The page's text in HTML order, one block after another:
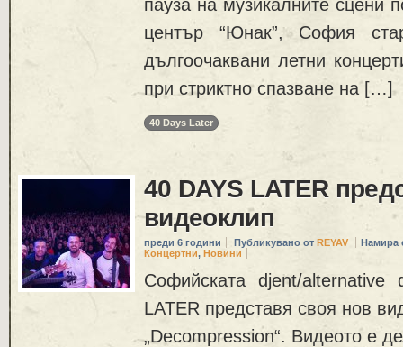
пауза на музикалните сцени
център “Юнак”, София
дългоочаквани летни
при стриктно спазване на […]
40 Days Later
40 DAYS LATER
видеоклип
преди 6 години Публикувано от REYAV
Намира
Концертни, Новини
Софийската djent/
LATER представя своя нов
„Decompression“. Видеото е